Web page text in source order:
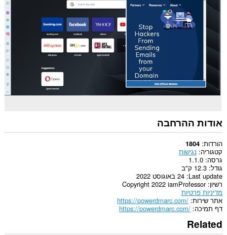
אודות ההרחבה
הורדות 1804
קטגוריה נגישות
גרסה 1.1.0
גודל 12.3 ק"ב
Last update 24 באוגוסט 2022
רשיון Copyright 2022 iamProfessor
מדיניות פרטיות
אתר שירות https://powerdmarc.com/
דף תמיכה https://powerdmarc.com/
Related